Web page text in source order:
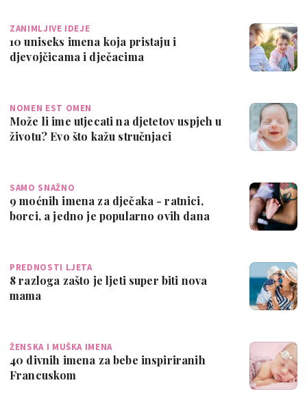
ZANIMLJIVE IDEJE
10 uniseks imena koja pristaju i
djevojčicama i dječacima
NOMEN EST OMEN
Može li ime utjecati na djetetov uspjeh u
životu? Evo što kažu stručnjaci
SAMO SNAŽNO
9 moćnih imena za dječaka - ratnici,
borci, a jedno je popularno ovih dana
PREDNOSTI LJETA
8 razloga zašto je ljeti super biti nova
mama
ŽENSKA I MUŠKA IMENA
40 divnih imena za bebe inspiriranih
Francuskom